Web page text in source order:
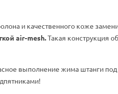
и качественного коже
air-mesh.Такая конструкция
выполнение жима штанги